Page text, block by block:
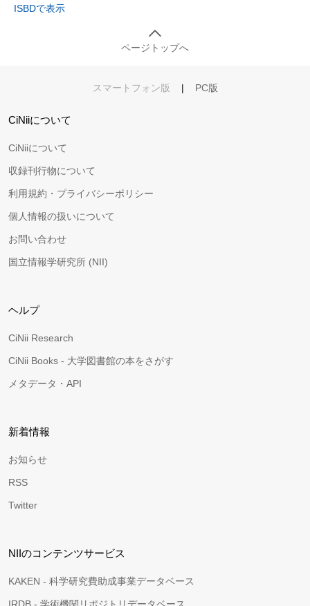
ISBDで表示
ページトップへ
スマートフォン版 | PC版
CiNiiについて
CiNiiについて
収録刊行物について
利用規約・プライバシーポリシー
個人情報の扱いについて
お問い合わせ
国立情報学研究所 (NII)
ヘルプ
CiNii Research
CiNii Books - 大学図書館の本をさがす
メタデータ・API
新着情報
お知らせ
RSS
Twitter
NIIのコンテンツサービス
KAKEN - 科学研究費助成事業データベース